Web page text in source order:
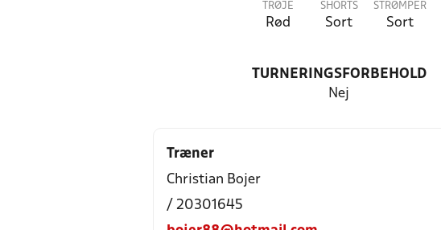
TRØJE
Rød
SHORTS
Sort
STRØMPER
Sort
TURNERINGSFORBEHOLD
Nej
Træner
Christian Bojer
/ 20301645